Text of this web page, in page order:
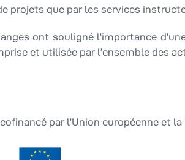
projets que par les services
ont souligné l’importance
et utilisée par l’ensemble des
par l’Union européenne et la